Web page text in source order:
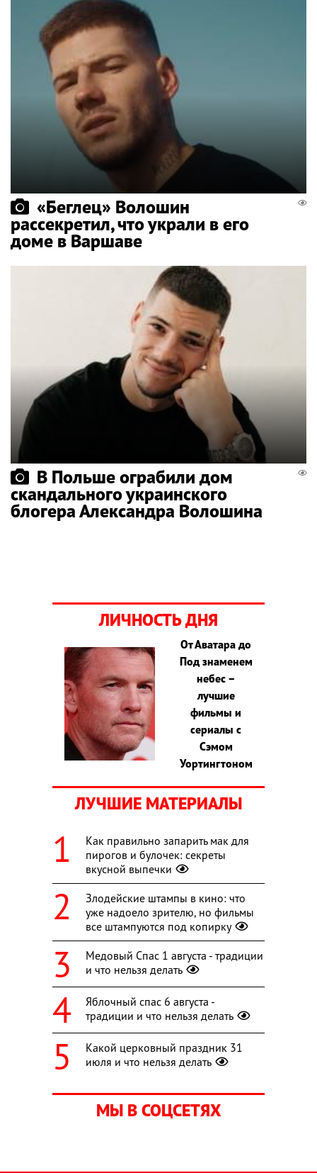
«Беглец» Волошин
рассекретил, что украли в его
доме в Варшаве
В Польше ограбили дом
скандального украинского
блогера Александра Волошина
ЛИЧНОСТЬ ДНЯ
От Аватара до
Под знаменем
небес –
лучшие
фильмы и
сериалы с
Сэмом
Уортингтоном
ЛУЧШИЕ МАТЕРИАЛЫ
Как правильно запарить мак для
пирогов и булочек: секреты
вкусной выпечки
Злодейские штампы в кино: что
уже надоело зрителю, но фильмы
все штампуются под копирку
Медовый Спас 1 августа - традиции
и что нельзя делать
Яблочный спас 6 августа -
традиции и что нельзя делать
Какой церковный праздник 31
июля и что нельзя делать
МЫ В СОЦСЕТЯХ